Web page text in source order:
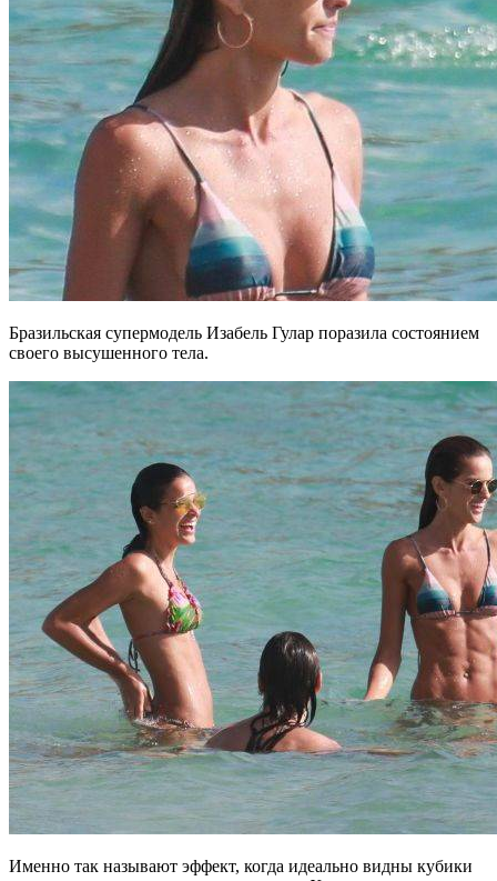
Бразильская супермодель Изабель Гулар поразила состоянием
своего высушенного тела.
Именно так называют эффект, когда идеально видны кубики